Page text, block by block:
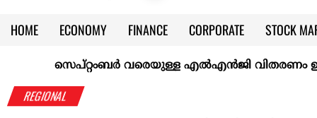
HOME ECONOMY FINANCE CORPORATE
STOCK
CALENDAR
KERALA @70
സെപ്റ്റംബർ വരെയുള്ള എൽഎൻജി വിതരണം
REGIONAL